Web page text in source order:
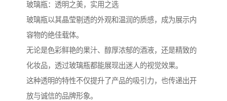
玻璃瓶：透明之美，实用之选
玻璃瓶以其晶莹剔透的外观和温润的质感，成为展示内
容物的绝佳载体。
无论是色彩鲜艳的果汁、醇厚浓郁的酒液，还是精致的
化妆品，透过玻璃瓶都能展现出迷人的视觉效果。
这种透明的特性不仅提升了产品的吸引力，也传递出开
放与诚信的品牌形象。